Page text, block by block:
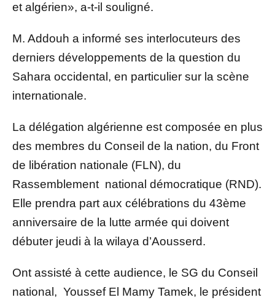
et algérien», a-t-il souligné.
M. Addouh a informé ses interlocuteurs des
derniers développements de la question du
Sahara occidental, en particulier sur la scène
internationale.
La délégation algérienne est composée en plus
des membres du Conseil de la nation, du Front
de libération nationale (FLN), du
Rassemblement national démocratique (RND).
Elle prendra part aux célébrations du 43ème
anniversaire de la lutte armée qui doivent
débuter jeudi à la wilaya d’Aousserd.
Ont assisté à cette audience, le SG du Conseil
national, Youssef El Mamy Tamek, le président